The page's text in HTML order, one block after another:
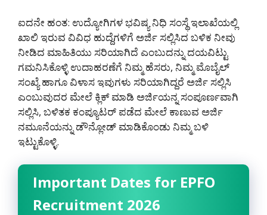
ಐದನೇ ಹಂತ: ಉದ್ಯೋಗಿಗಳ ಭವಿಷ್ಯ ನಿಧಿ ಸಂಸ್ಥೆ ಇಲಾಖೆಯಲ್ಲಿ
ಖಾಲಿ ಇರುವ ವಿವಿಧ ಹುದ್ದೆಗಳಿಗೆ ಅರ್ಜಿ ಸಲ್ಲಿಸಿದ ಬಳಿಕ ನೀವು
ನೀಡಿದ ಮಾಹಿತಿಯು ಸರಿಯಾಗಿದೆ ಎಂಬುದನ್ನು ದಯವಿಟ್ಟು
ಗಮನಿಸಿಕೊಳ್ಳಿ ಉದಾಹರಣೆಗೆ ನಿಮ್ಮ ಹೆಸರು, ನಿಮ್ಮ ಮೊಬೈಲ್
ಸಂಖ್ಯೆ ಹಾಗೂ ವಿಳಾಸ ಇವುಗಳು ಸರಿಯಾಗಿದ್ದರೆ ಅರ್ಜಿ ಸಲ್ಲಿಸಿ
ಎಂಬುವುದರ ಮೇಲೆ ಕ್ಲಿಕ್ ಮಾಡಿ ಅರ್ಜಿಯನ್ನ ಸಂಪೂರ್ಣವಾಗಿ
ಸಲ್ಲಿಸಿ, ಬಳಿತಕ ಕಂಪ್ಯೂಟರ್ ಪಡೆದ ಮೇಲೆ ಕಾಣುವ ಅರ್ಜಿ
ನಮೂನೆಯನ್ನು ಡೌನ್ಲೋಡ್ ಮಾಡಿಕೊಂಡು ನಿಮ್ಮ ಬಳಿ
ಇಟ್ಟುಕೊಳ್ಳಿ.
Important Dates for EPFO
Recruitment 2026